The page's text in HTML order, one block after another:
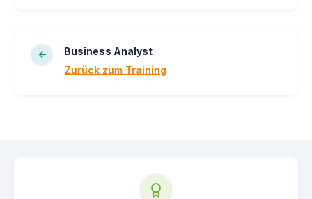
Business Analyst
Zurück zum Training